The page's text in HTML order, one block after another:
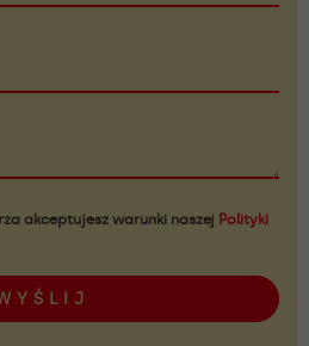
akceptujesz warunki naszej Polityki